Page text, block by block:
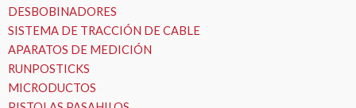
DESBOBINADORES
SISTEMA DE TRACCIÓN DE CABLE
APARATOS DE MEDICIÓN
RUNPOSTICKS
MICRODUCTOS